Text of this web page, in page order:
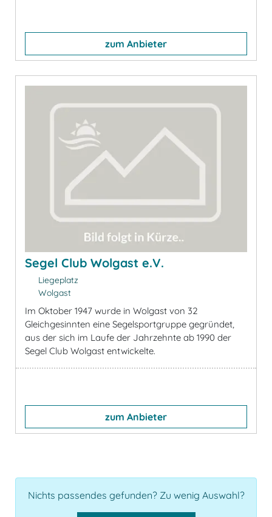
zum Anbieter
Segel Club Wolgast e.V.
Liegeplatz
Wolgast
Im Oktober 1947 wurde in Wolgast von 32
Gleichgesinnten eine Segelsportgruppe gegründet,
aus der sich im Laufe der Jahrzehnte ab 1990 der
Segel Club Wolgast entwickelte.
zum Anbieter
Nichts passendes gefunden? Zu wenig Auswahl?